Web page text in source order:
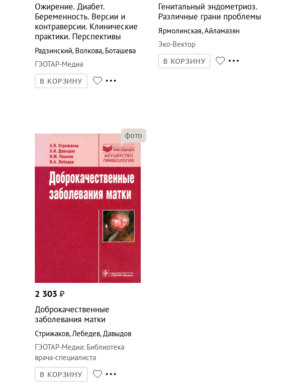
Ожирение. Диабет.
Беременность. Версии и
контраверсии. Клинические
практики. Перспективы
Радзинский, Волкова, Боташева
ГЭОТАР-Медиа
В КОРЗИНУ
Генитальный эндометриоз.
Различные грани проблемы
Ярмолинская,Айламазян
Эко-Вектор
В КОРЗИНУ
фото
2 303 ₽
Доброкачественные
заболевания матки
Стрижаков,Лебедев,Давыдов
ГЭОТАР-Медиа: Библиотека
врача-специалиста
В КОРЗИНУ